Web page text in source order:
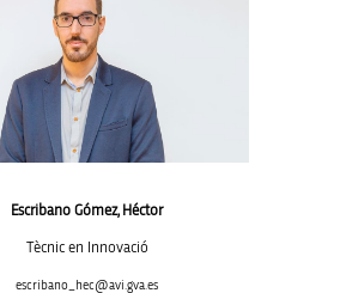
Escribano Gómez, Héctor
Tècnic en Innovació
escribano_hec@avi.gva.es